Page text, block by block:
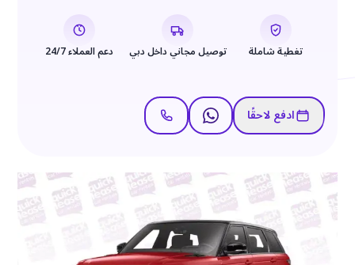
تغطية شاملة توصيل مجاني داخل دبي دعم العملاء 24/7
ادفع لاحقًا